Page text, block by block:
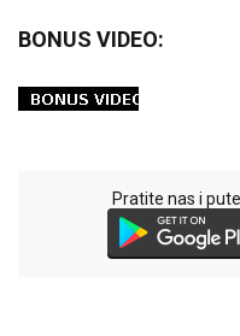
BONUS VIDEO:
Pratite nas i